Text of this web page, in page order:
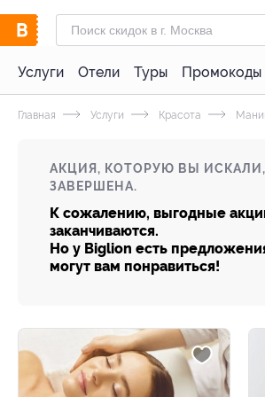
Услуги Отели Туры Промокоды
Главная Услуги Красота
АКЦИЯ, КОТОРУЮ ВЫ ИСКАЛИ,
ЗАВЕРШЕНА.
К сожалению, выгодные
заканчиваются.
Но у Biglion есть
могут вам понравиться!